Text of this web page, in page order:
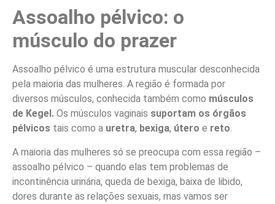
Assoalho pélvico: o
músculo do prazer
Assoalho pélvico é uma estrutura muscular desconhecida
pela maioria das mulheres. A região é formada por
diversos músculos, conhecida também como músculos
de Kegel. Os músculos vaginais suportam os órgãos
pélvicos tais como a uretra, bexiga, útero e reto.
A maioria das mulheres só se preocupa com essa região –
assoalho pélvico – quando elas tem problemas de
incontinência urinária, queda de bexiga, baixa de libido,
dores durante as relações sexuais, mas vamos ser